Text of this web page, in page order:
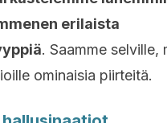
erilaista
. Saamme selville,
ominaisia piirteitä.